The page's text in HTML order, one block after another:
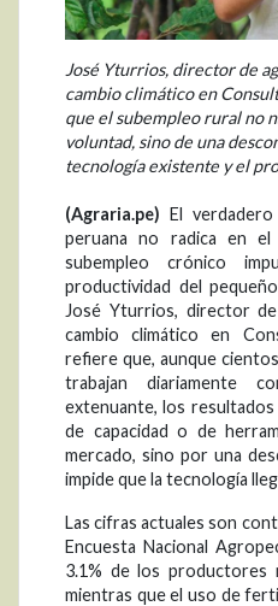
José Yturrios, director de
cambio climático en
que el subempleo rural no
voluntad, sino de una
tecnología existente y el
(Agraria.pe) El
peruana no radica en
subempleo crónico
productividad del
José Yturrios, director
cambio climático en
refiere que, aunque
trabajan diariamente
extenuante, los
de capacidad o de
mercado, sino por una
impide que la tecnología
Las cifras actuales son
Encuesta Nacional
3.1% de los productores
mientras que el uso de